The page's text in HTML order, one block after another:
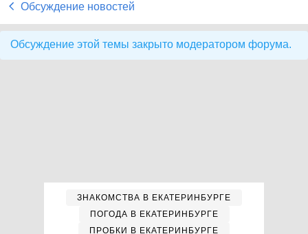
Обсуждение новостей
Обсуждение этой темы закрыто модератором форума.
ЗНАКОМСТВА В ЕКАТЕРИНБУРГЕ
ПОГОДА В ЕКАТЕРИНБУРГЕ
ПРОБКИ В ЕКАТЕРИНБУРГЕ